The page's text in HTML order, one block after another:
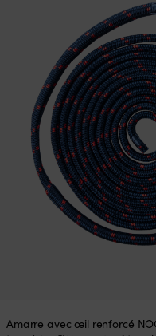
Amarre avec œil renforcé